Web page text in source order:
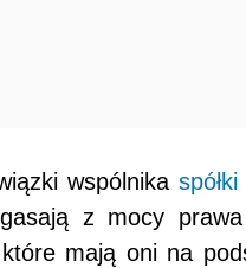
wspólnika spółki
z mocy
mają oni na